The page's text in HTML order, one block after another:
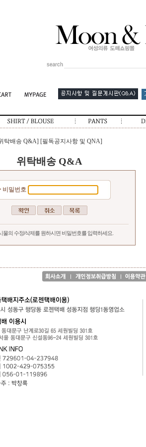
탁배송 Q&A] [필독공지사항 및 QNA]
위탁배송 Q&A
비밀번호
물의 수정/삭제를 원하시면 비밀번호를 입력하세요.